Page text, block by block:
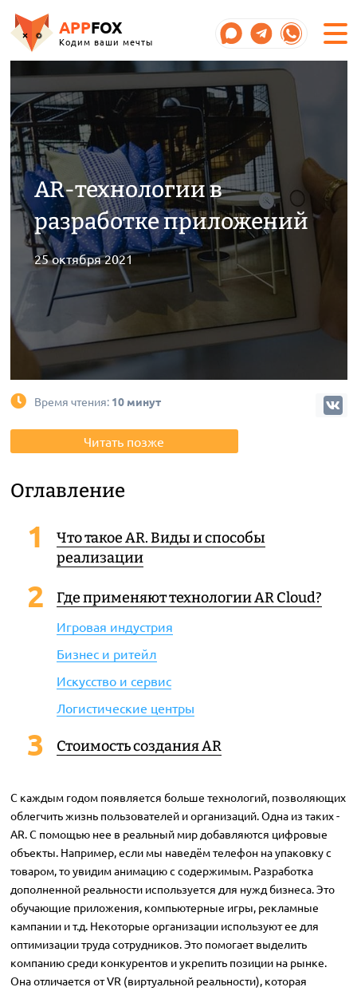
APPFOX
Кодим ваши мечты
AR-технологии в
разработке приложений
25 октября 2021
Время чтения: 10 минут
Читать позже
Оглавление
Что такое AR. Виды и способы
реализации
Где применяют технологии AR Cloud?
Игровая индустрия
Бизнес и ритейл
Искусство и сервис
Логистические центры
Стоимость создания AR
С каждым годом появляется больше технологий, позволяющих
облегчить жизнь пользователей и организаций. Одна из таких -
AR. С помощью нее в реальный мир добавляются цифровые
объекты. Например, если мы наведём телефон на упаковку с
товаром, то увидим анимацию с содержимым. Разработка
дополненной реальности используется для нужд бизнеса. Это
обучающие приложения, компьютерные игры, рекламные
кампании и т.д. Некоторые организации используют ее для
оптимизации труда сотрудников. Это помогает выделить
компанию среди конкурентов и укрепить позиции на рынке.
Она отличается от VR (виртуальной реальности), которая